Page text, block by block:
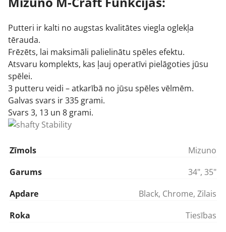
Putteri ir kalti no augstas kvalitātes viegla oglekļa
tērauda.
Frēzēts, lai maksimāli palielinātu spēles efektu.
Atsvaru komplekts, kas ļauj operatīvi pielāgoties jūsu
spēlei.
3 putteru veidi – atkarībā no jūsu spēles vēlmēm.
Galvas svars ir 335 grami.
Svars 3, 13 un 8 grami.
Zīmols
Mizuno
Garums
34", 35"
Apdare
Black, Chrome, Zilais
Roka
Tiesības